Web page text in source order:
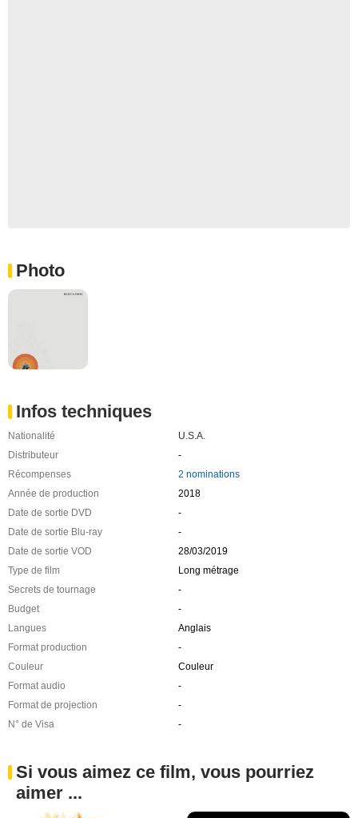
Photo
Infos techniques
Nationalité
U.S.A.
Distributeur
-
Récompenses
2 nominations
Année de production
2018
Date de sortie DVD
-
Date de sortie Blu-ray
-
Date de sortie VOD
28/03/2019
Type de film
Long métrage
Secrets de tournage
-
Budget
-
Langues
Anglais
Format production
-
Couleur
Couleur
Format audio
-
Format de projection
-
N° de Visa
-
Si vous aimez ce film, vous pourriez
aimer ...